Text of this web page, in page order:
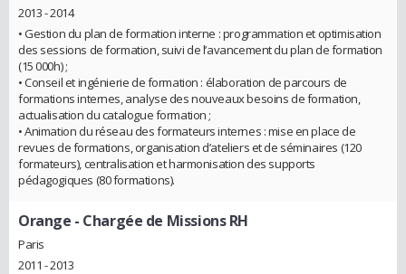
2013 - 2014
• Gestion du plan de formation interne : programmation et optimisation
des sessions de formation, suivi de l’avancement du plan de formation
(15 000h) ;
• Conseil et ingénierie de formation : élaboration de parcours de
formations internes, analyse des nouveaux besoins de formation,
actualisation du catalogue formation ;
• Animation du réseau des formateurs internes : mise en place de
revues de formations, organisation d’ateliers et de séminaires (120
formateurs), centralisation et harmonisation des supports
pédagogiques (80 formations).
Orange - Chargée de Missions RH
Paris
2011 - 2013